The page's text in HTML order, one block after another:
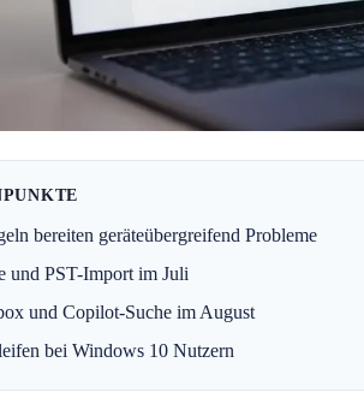
bereiten geräteübergreifend Probleme
und PST-Import im Juli
und Copilot-Suche im August
bei Windows 10 Nutzern